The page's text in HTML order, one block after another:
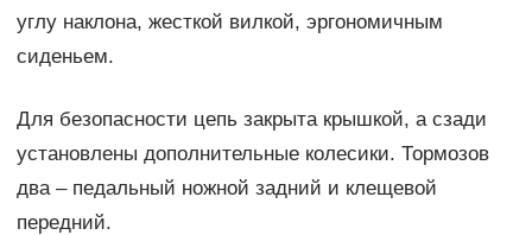
углу наклона, жесткой вилкой, эргономичным
сиденьем.
Для безопасности цепь закрыта крышкой, а сзади
установлены дополнительные колесики. Тормозов
два – педальный ножной задний и клещевой
передний.